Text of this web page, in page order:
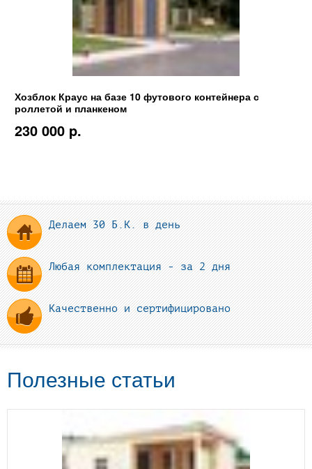
Хозблок Краус на базе 10 футового контейнера с
роллетой и планкеном
230 000 p.
Делаем 30 Б.К. в день
Любая комплектация - за 2 дня
Качественно и сертифицировано
Полезные статьи